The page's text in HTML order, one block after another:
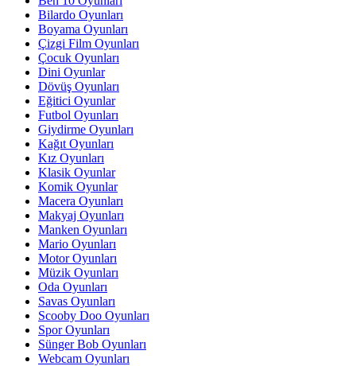
Bilardo Oyunları
Boyama Oyunları
Çizgi Film Oyunları
Çocuk Oyunları
Dini Oyunlar
Dövüş Oyunları
Eğitici Oyunlar
Futbol Oyunları
Giydirme Oyunları
Kağıt Oyunları
Kız Oyunları
Klasik Oyunlar
Komik Oyunlar
Macera Oyunları
Makyaj Oyunları
Manken Oyunları
Mario Oyunları
Motor Oyunları
Müzik Oyunları
Oda Oyunları
Savas Oyunları
Scooby Doo Oyunları
Spor Oyunları
Sünger Bob Oyunları
Webcam Oyunları